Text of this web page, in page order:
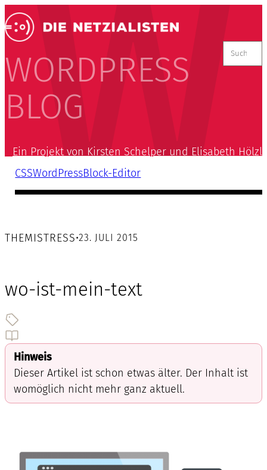
WORDPRESS
BLOG
nach:
Ein Projekt von Kirsten Schelper und Elisabeth Hölzl
CSSWordPressBlock-Editor
THEMISTRESS•23. JULI 2015
wo-ist-mein-text
Hinweis
Dieser Artikel ist schon etwas älter. Der Inhalt ist
womöglich nicht mehr ganz aktuell.